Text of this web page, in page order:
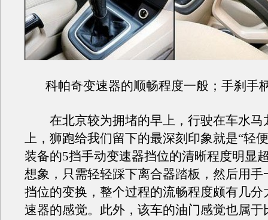
科帕奇变速器的顺畅程度一般；手刹手
在北京较为拥堵的早上，行驶在车水马
上，狮跑给我们留下的最深刻印象就是“轻
装备的5挡手动变速器挡位的清晰程度明显
想象，只需轻轻踩下离合器踏板，然后用手
挡位的变换，整个过程的流畅程度颇有几分
速器的感觉。此外，该车的油门感觉也属于